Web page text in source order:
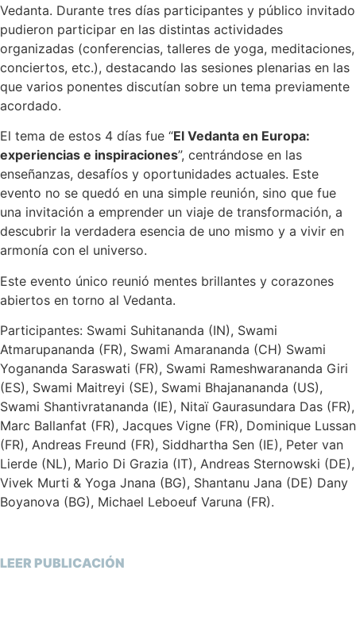
Vedanta. Durante tres días participantes y público invitado
pudieron participar en las distintas actividades
organizadas (conferencias, talleres de yoga, meditaciones,
conciertos, etc.), destacando las sesiones plenarias en las
que varios ponentes discutían sobre un tema previamente
acordado.
El tema de estos 4 días fue “El Vedanta en Europa:
experiencias e inspiraciones”, centrándose en las
enseñanzas, desafíos y oportunidades actuales. Este
evento no se quedó en una simple reunión, sino que fue
una invitación a emprender un viaje de transformación, a
descubrir la verdadera esencia de uno mismo y a vivir en
armonía con el universo.
Este evento único reunió mentes brillantes y corazones
abiertos en torno al Vedanta.
Participantes: Swami Suhitananda (IN), Swami
Atmarupananda (FR), Swami Amarananda (CH) Swami
Yogananda Saraswati (FR), Swami Rameshwarananda Giri
(ES), Swami Maitreyi (SE), Swami Bhajanananda (US),
Swami Shantivratananda (IE), Nitaï Gaurasundara Das (FR),
Marc Ballanfat (FR), Jacques Vigne (FR), Dominique Lussan
(FR), Andreas Freund (FR), Siddhartha Sen (IE), Peter van
Lierde (NL), Mario Di Grazia (IT), Andreas Sternowski (DE),
Vivek Murti & Yoga Jnana (BG), Shantanu Jana (DE) Dany
Boyanova (BG), Michael Leboeuf Varuna (FR).
LEER PUBLICACIÓN